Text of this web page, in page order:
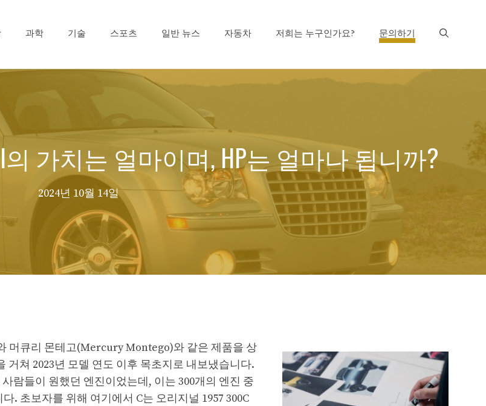
과학 기술 스포츠 일반 뉴스 자동차 저희는 누구인가요? 문의하기
의 가치는 얼마이며, HP는 얼마나 됩니까?
2024년 10월 14일
머큐리 몬테고(Mercury Montego)와 같은 제품을 상
쳐 2023년 모델 연도 이후 목초지로 내보냈습니다.
람들이 원했던 엔진이었는데, 이는 300개의 엔진 중
. 초보자를 위해 여기에서 C는 오리지널 1957 300C